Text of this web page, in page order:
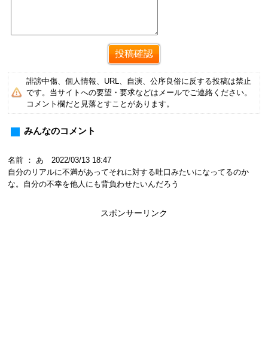
誹謗中傷、個人情報、URL、自演、公序良俗に反する投稿は禁止
です。当サイトへの要望・要求などはメールでご連絡ください。
コメント欄だと見落とすことがあります。
みんなのコメント
名前 ： あ 2022/03/13 18:47
自分のリアルに不満があってそれに対する吐口みたいになってるのか
な。自分の不幸を他人にも背負わせたいんだろう
スポンサーリンク